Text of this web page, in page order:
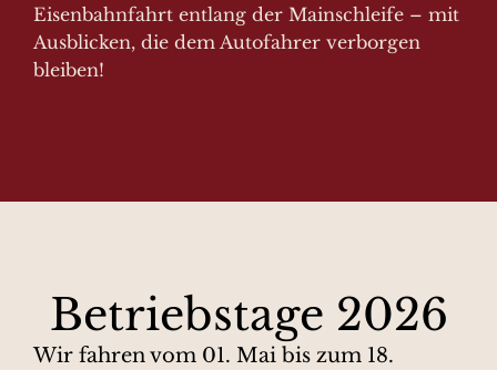
Eisenbahnfahrt entlang der Mainschleife – mit
Ausblicken, die dem Autofahrer verborgen
bleiben!
Betriebstage 2026
Wir fahren vom 01. Mai bis zum 18.